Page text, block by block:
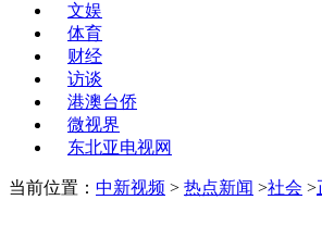
文娱
体育
财经
访谈
港澳台侨
微视界
东北亚电视网
当前位置： 中新视频 > 热点新闻 >社会 >